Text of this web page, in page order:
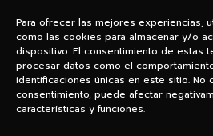
Para ofrecer las mejores experiencias,
como las cookies para almacenar y/o
dispositivo. El consentimiento de estas
procesar datos como el
identificaciones únicas en este sitio. No
consentimiento, puede afectar
características y funciones.
¿Qué pasa si la
una respuesta